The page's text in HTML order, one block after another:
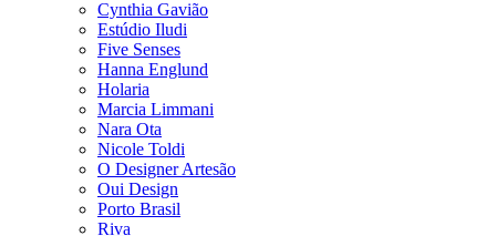
Cynthia Gavião
Estúdio Iludi
Five Senses
Hanna Englund
Holaria
Marcia Limmani
Nara Ota
Nicole Toldi
O Designer Artesão
Oui Design
Porto Brasil
Riva